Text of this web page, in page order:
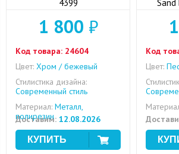
4399
1 800 ₽
Код товара: 24604
Цвет: Хром / бежевый
Стилистика дизайна:
Современный стиль
Материал: Металл,
полирезин
Доставим: 12.08.2026
Sand
Код
Цвет: